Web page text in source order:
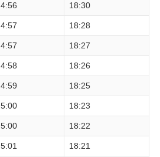
4:56 18:30
4:57 18:28
4:57 18:27
4:58 18:26
4:59 18:25
5:00 18:23
5:00 18:22
5:01 18:21